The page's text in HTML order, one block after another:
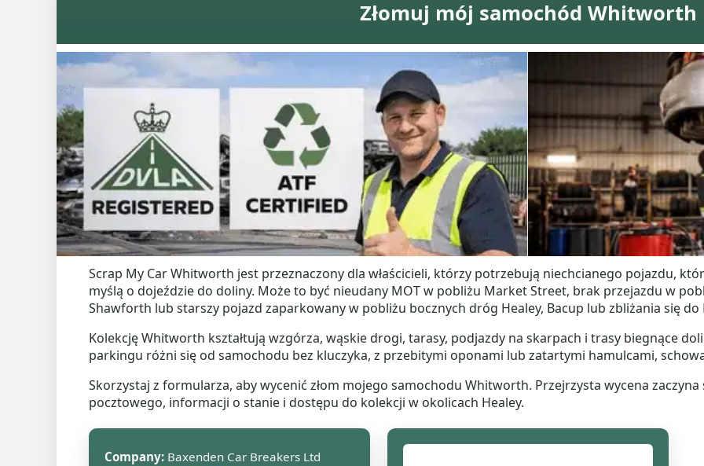
Złomuj mój samochód Whitworth
Scrap My Car Whitworth jest przeznaczony dla właścicieli, którzy potrzebują niechcianego pojazdu,
myślą o dojeździe do doliny. Może to być nieudany MOT w pobliżu Market Street, brak przejazdu w
Shawforth lub starszy pojazd zaparkowany w pobliżu bocznych dróg Healey, Bacup lub zbliżania się do
Kolekcję Whitworth kształtują wzgórza, wąskie drogi, tarasy, podjazdy na skarpach i trasy biegnące
parkingu różni się od samochodu bez kluczyka, z przebitymi oponami lub zatartymi hamulcami,
Skorzystaj z formularza, aby wycenić złom mojego samochodu Whitworth. Przejrzysta wycena
pocztowego, informacji o stanie i dostępu do kolekcji w okolicach Healey.
Company: Baxenden Car Breakers Ltd